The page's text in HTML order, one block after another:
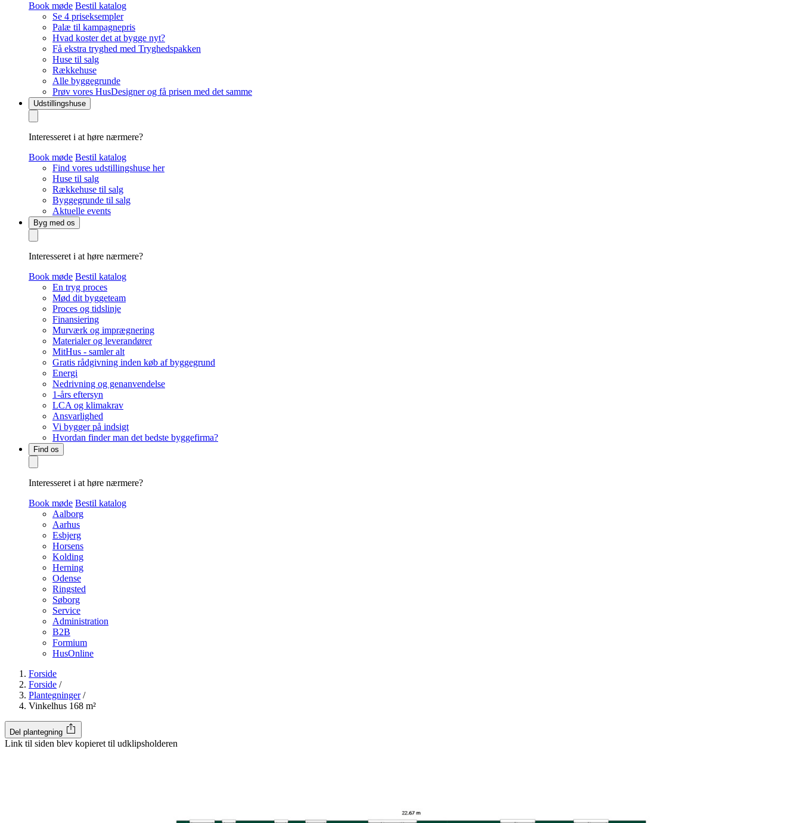
Book møde Bestil katalog
Se 4 priseksempler
Palæ til kampagnepris
Hvad koster det at bygge nyt?
Få ekstra tryghed med Tryghedspakken
Huse til salg
Rækkehuse
Alle byggegrunde
Prøv vores HusDesigner og få prisen med det samme
Udstillingshuse
Interesseret i at høre nærmere?
Book møde Bestil katalog
Find vores udstillingshuse her
Huse til salg
Rækkehuse til salg
Byggegrunde til salg
Aktuelle events
Byg med os
Interesseret i at høre nærmere?
Book møde Bestil katalog
En tryg proces
Mød dit byggeteam
Proces og tidslinje
Finansiering
Murværk og imprægnering
Materialer og leverandører
MitHus - samler alt
Gratis rådgivning inden køb af byggegrund
Energi
Nedrivning og genanvendelse
1-års eftersyn
LCA og klimakrav
Ansvarlighed
Vi bygger på indsigt
Hvordan finder man det bedste byggefirma?
Find os
Interesseret i at høre nærmere?
Book møde Bestil katalog
Aalborg
Aarhus
Esbjerg
Horsens
Kolding
Herning
Odense
Ringsted
Søborg
Service
Administration
B2B
Formium
HusOnline
Forside
Forside /
Plantegninger /
Vinkelhus 168 m²
Del plantegning
Link til siden blev kopieret til udklipsholderen